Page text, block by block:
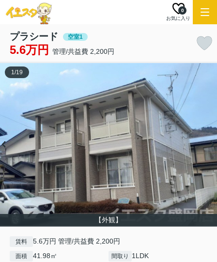
お気に入り
0
プラシード 空室1
5.6万円 管理/共益費 2,200円
【外観】
1/19
賃料 5.6万円 管理/共益費 2,200円
面積 41.98㎡ 間取り 1LDK